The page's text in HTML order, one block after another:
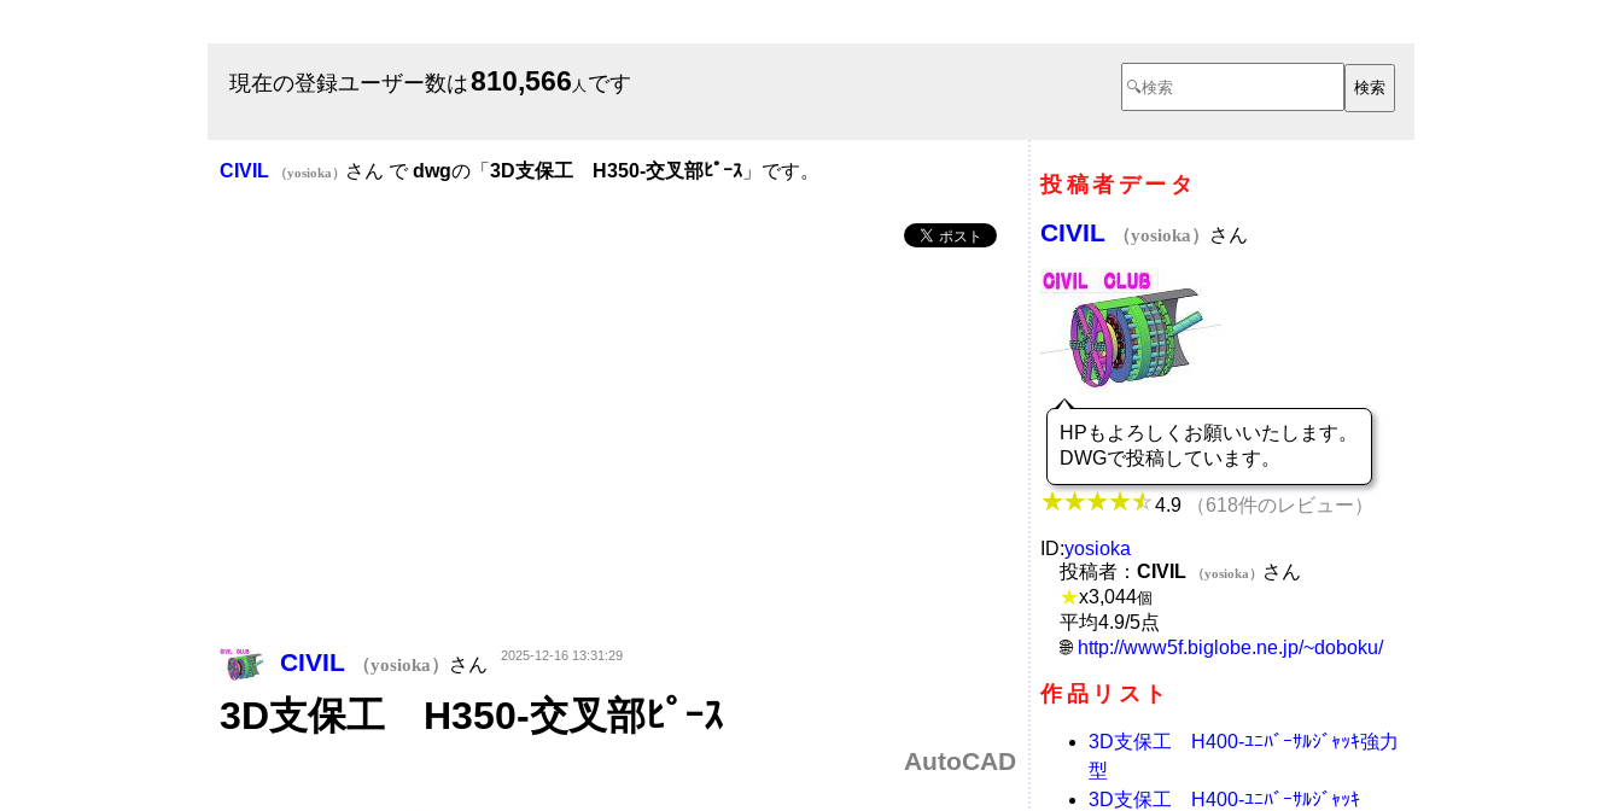
現在の登録ユーザー数は810,566 人 です
CIVIL （yosioka） さん でdwgの「 3D支保工 H350-交叉部ﾋﾟｰｽ 」です。
CIVIL （yosioka） さん 2025-12-16 13:31:29
3D支保工 H350-交叉部ﾋﾟｰｽ
AutoCAD
投稿者データ
CIVIL （yosioka） さん
HPもよろしくお願いいたします。
DWGで投稿しています。
4.9 （618件のレビュー）
ID:yosioka
投稿者： CIVIL （yosioka）
さん
★x3,044個
平均4.9/5点
http://www5f.biglobe.ne.jp/~doboku/
作品リスト
3D支保工 H400-ﾕﾆﾊﾞｰｻﾙｼﾞｬｯｷ強力
型
3D支保工 H400-ﾕﾆﾊﾞｰｻﾙｼﾞｬｯｷ